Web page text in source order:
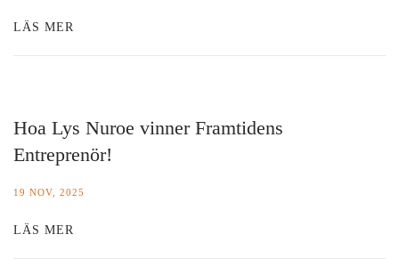
LÄS MER
Hoa Lys Nuroe vinner Framtidens
Entreprenör!
19 NOV, 2025
LÄS MER